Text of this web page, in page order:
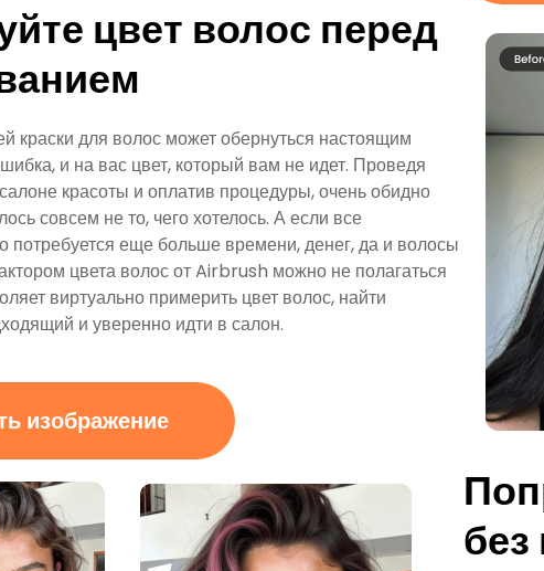
цвет волос перед
краски для волос может обернуться настоящим
и на вас цвет, который вам не идет. Проведя
красоты и оплатив процедуры, очень обидно
совсем не то, чего хотелось. А если все
потребуется еще больше времени, денег, да и волосы
цвета волос от Airbrush можно не полагаться
виртуально примерить цвет волос, найти
и уверенно идти в салон.
изображение